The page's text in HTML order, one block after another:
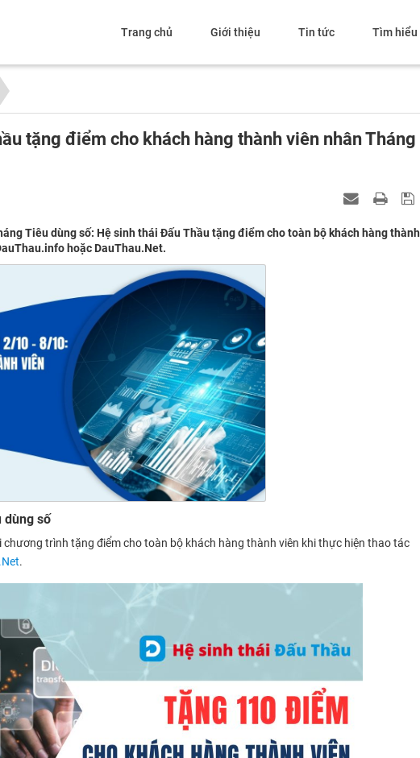
Trang chủ Giới thiệu Tin tức Tìm hiểu
tặng điểm cho khách hàng thành viên nhân Tháng
Tiêu dùng số: Hệ sinh thái Đấu Thầu tặng điểm cho toàn bộ khách hàng thành
hoặc DauThau.Net.
dùng số
trình tặng điểm cho toàn bộ khách hàng thành viên khi thực hiện thao tác
.